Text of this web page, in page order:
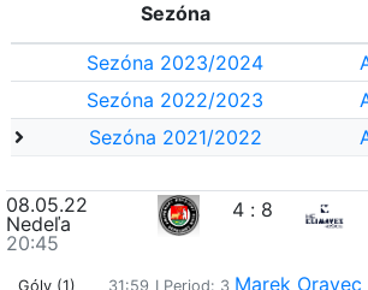
Sezóna
Sezóna 2023/2024
Sezóna 2022/2023
Sezóna 2021/2022
08.05.22
Nedeľa
20:45
4 : 8
Góly (1) 31:59 I Period: 3 Marek Oravec